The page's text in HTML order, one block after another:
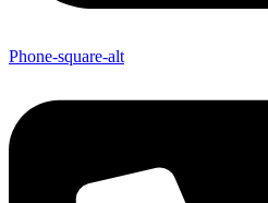
Phone-square-alt